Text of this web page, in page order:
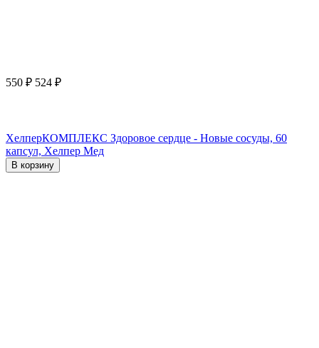
550 ₽ 524 ₽
ХелперКОМПЛЕКС Здоровое сердце - Новые сосуды, 60
капсул, Хелпер Мед
В корзину